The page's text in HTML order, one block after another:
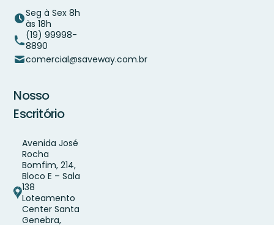
Seg à Sex 8h
às 18h
(19) 99998-
8890
comercial@saveway.com.br
Nosso
Escritório
Avenida José
Rocha
Bomfim, 214,
Bloco E – Sala
138
Loteamento
Center Santa
Genebra,